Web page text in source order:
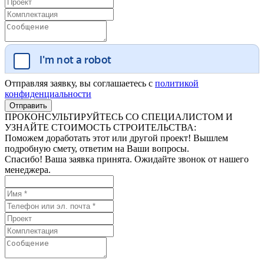
Отправляя заявку, вы соглашаетесь с политикой
конфиденциальности
ПРОКОНСУЛЬТИРУЙТЕСЬ СО СПЕЦИАЛИСТОМ И
УЗНАЙТЕ СТОИМОСТЬ СТРОИТЕЛЬСТВА:
Поможем доработать этот или другой проект! Вышлем
подробную смету, ответим на Ваши вопросы.
Спасибо! Ваша заявка принята. Ожидайте звонок от нашего
менеджера.